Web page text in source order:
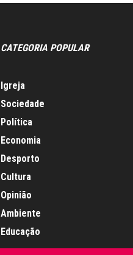
CATEGORIA POPULAR
Igreja
Sociedade
Política
Economia
Desporto
Cultura
Opinião
Ambiente
Educação